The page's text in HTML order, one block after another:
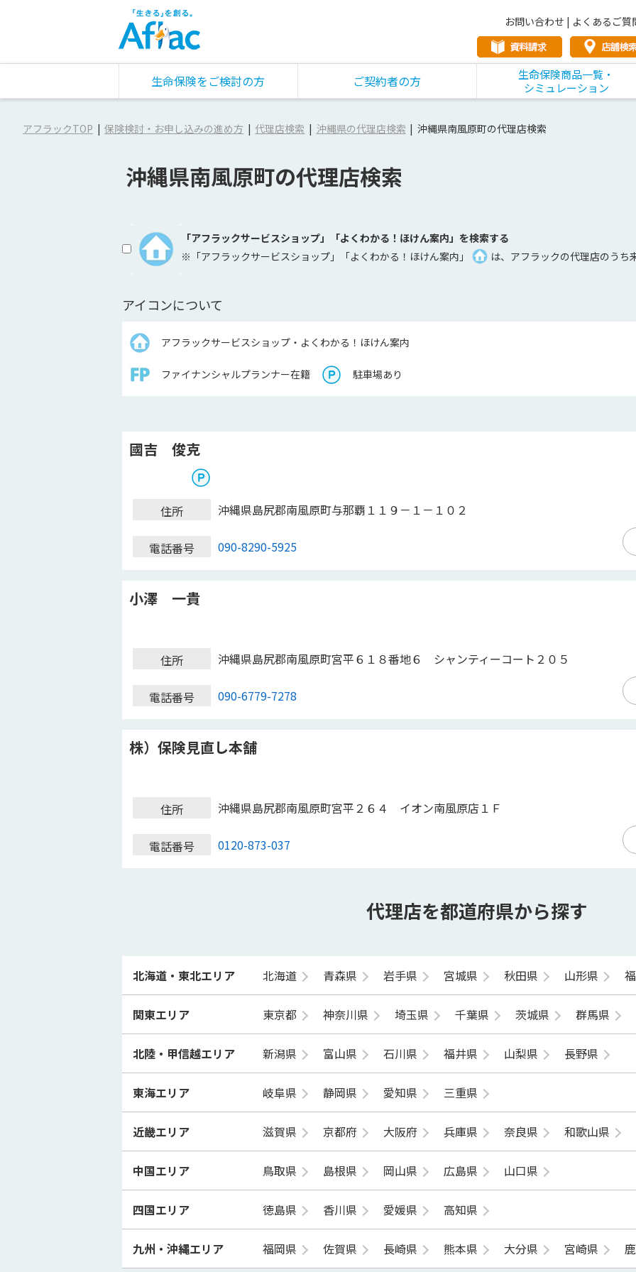
お問い合わせ | よくあるご質
生命保険をご検討の方 ご契約者の方
生命保険商品一覧・
シミュレーション
アフラックTOP 保険検討・お申し込みの進め方 代理店検索 沖縄県の代理店検索 沖縄県南風原町の代理店検索
沖縄県南風原町の代理店検索
「アフラックサービスショップ」「よくわかる！ほけん案内」を検索する
※「アフラックサービスショップ」「よくわかる！ほけん案内」
は、アフラックの代理店のうち
アイコンについて
アフラックサービスショップ・よくわかる！ほけん案内
ファイナンシャルプランナー在籍 駐車場あり
國吉 俊克
住所 沖縄県島尻郡南風原町与那覇１１９－１－１０２
電話番号 090-8290-5925
小澤 一貴
住所 沖縄県島尻郡南風原町宮平６１８番地６ シャンティーコート２０５
電話番号 090-6779-7278
株）保険見直し本舗
住所 沖縄県島尻郡南風原町宮平２６４ イオン南風原店１Ｆ
電話番号 0120-873-037
代理店を都道府県から探す
北海道・東北エリア 北海道 青森県 岩手県 宮城県 秋田県 山形県
関東エリア 東京都 神奈川県 埼玉県 千葉県 茨城県 群馬県
北陸・甲信越エリア 新潟県 富山県 石川県 福井県 山梨県 長野県
東海エリア 岐阜県 静岡県 愛知県 三重県
近畿エリア 滋賀県 京都府 大阪府 兵庫県 奈良県 和歌山県
中国エリア 鳥取県 島根県 岡山県 広島県 山口県
四国エリア 徳島県 香川県 愛媛県 高知県
九州・沖縄エリア 福岡県 佐賀県 長崎県 熊本県 大分県 宮崎県